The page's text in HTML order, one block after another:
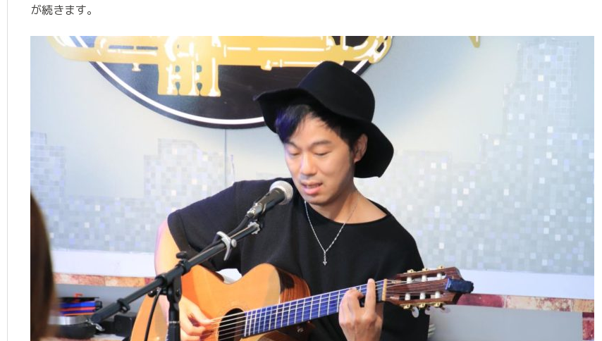
が続きます。